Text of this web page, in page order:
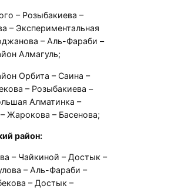
– Розыбакиева –
– Экспериментальная
– Аль-Фараби –
Алмагуль;
Орбита – Саина –
– Розыбакиева –
Алматинка –
Жарокова – Басенова;
район:
– Чайкиной – Достык –
– Аль-Фараби –
– Достык –